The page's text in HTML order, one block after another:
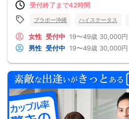
受付終了まで42時間
ブラボー沖縄 ハイステータス
女性 受付中 19〜49歳 30,000円
男性 受付中 19〜49歳 30,000円